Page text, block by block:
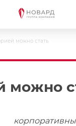
можно стать
можно